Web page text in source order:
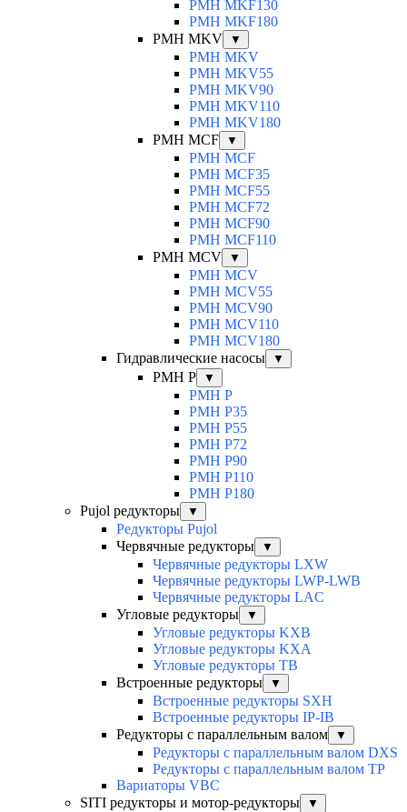
PMH MKF130
PMH MKF180
PMH MKV
▼
PMH MKV
PMH MKV55
PMH MKV90
PMH MKV110
PMH MKV180
PMH MCF
▼
PMH MCF
PMH MCF35
PMH MCF55
PMH MCF72
PMH MCF90
PMH MCF110
PMH MCV
▼
PMH MCV
PMH MCV55
PMH MCV90
PMH MCV110
PMH MCV180
Гидравлические насосы
▼
PMH P ▼
PMH P
PMH P35
PMH P55
PMH P72
PMH P90
PMH P110
PMH P180
Pujol редукторы
▼
Редукторы Pujol
Червячные редукторы
▼
Червячные редукторы LXW
Червячные редукторы LWP-LWB
Червячные редукторы LAC
Угловые редукторы
▼
Угловые редукторы KXB
Угловые редукторы KXA
Угловые редукторы TB
Встроенные редукторы
▼
Встроенные редукторы SXH
Встроенные редукторы IP-IB
Редукторы с параллельным валом
▼
Редукторы с параллельным валом DXS
Редукторы с параллельным валом TP
Вариаторы VBC
SITI редукторы и мотор-редукторы
▼